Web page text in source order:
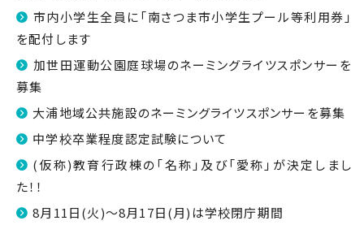
市内小学生全員に「南さつま市小学生プール等利用券」
を配付します
加世田運動公園庭球場のネーミングライツスポンサーを
募集
大浦地域公共施設のネーミングライツスポンサーを募集
中学校卒業程度認定試験について
(仮称)教育行政棟の「名称」及び「愛称」が決定しまし
た！！
8月11日(火)～8月17日(月)は学校閉庁期間